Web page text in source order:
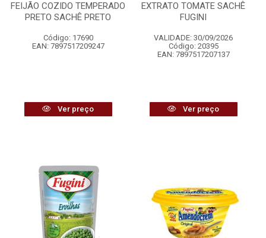
FEIJÃO COZIDO TEMPERADO
PRETO SACHÊ PRETO
Código: 17690
EAN: 7897517209247
Ver preço
EXTRATO TOMATE SACHÊ
FUGINI
VALIDADE: 30/09/2026
Código: 20395
EAN: 7897517207137
Ver preço